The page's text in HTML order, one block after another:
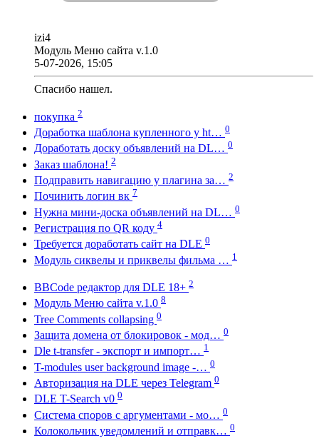
izi4
Модуль Меню сайта v.1.0
5-07-2026, 15:05
Спасибо нашел.
покупка 2
Доработка шаблона купленного у ht… 0
Доработать доску объявлений на DL… 0
Заказ шаблона! 2
Подправить навигацию у плагина за… 2
Починить логин вк 7
Нужна мини-доска объявлений на DL… 0
Регистрация по QR коду 4
Требуется доработать сайт на DLE 0
Модуль сиквелы и приквелы фильма … 1
BBCode редактор для DLE 18+ 2
Модуль Меню сайта v.1.0 8
Tree Comments collapsing 0
Защита домена от блокировок - мод… 0
Dle t-transfer - экспорт и импорт… 1
T-modules user background image -… 0
Авторизация на DLE через Telegram 0
DLE T-Search v0 0
Система споров с аргументами - мо… 0
Колокольчик уведомлений и отправк… 0